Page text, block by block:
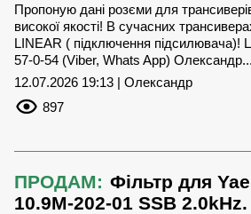
Пропоную дані розєми для
високої якості! В сучасних
LINEAR ( підключення підсилювача)!
57-0-54 (Viber, Whats App) Олександр...
12.07.2026 19:13 | Олександр
897
ПРОДАМ: Фільтр для
10.9M-202-01 SSB